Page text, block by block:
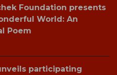
Foundation presents
World: An
Poem
participating